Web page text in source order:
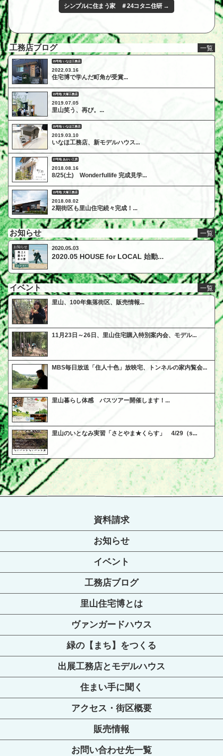
シンプルに住まう家 ＃24コタニ住研 →
工務店ブログ 一覧
25号地 いなほ工務店
2022.03.16
住宅博で学んだ町角が受賞...
15号地 大塚工務店
2019.07.05
里山笑う、再び。...
25号地 いなほ工務店
2019.03.10
いなほ工務店、新モデルハウス...
27号地 あかい工房
2018.08.16
8/25(土) Wonderfullife 完成見学...
15号地 大塚工務店
2018.08.02
2期街区も里山住宅続々完成！...
お知らせ 一覧
お知らせ 2020.05.03
2020.05 HOUSE for LOCAL 始動...
イベント 一覧
里山、100年集落街区、販売情報...
11月23日～26日、里山住宅購入特別案内会、モデル...
MBS毎日放送「住人十色」放映宅、トンネルの家内覧会...
里山暮らし体感 バスツアー開催します！...
里山のいとなみ実習「さとやま★くらす」 4/29（s...
資料請求
お知らせ
イベント
工務店ブログ
里山住宅博とは
ヴァンガードハウス
緑の【まち】をつくる
出展工務店とモデルハウス
住まい手に聞く
アクセス・街区概要
販売情報
お問い合わせ先一覧